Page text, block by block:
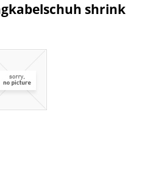
shrink